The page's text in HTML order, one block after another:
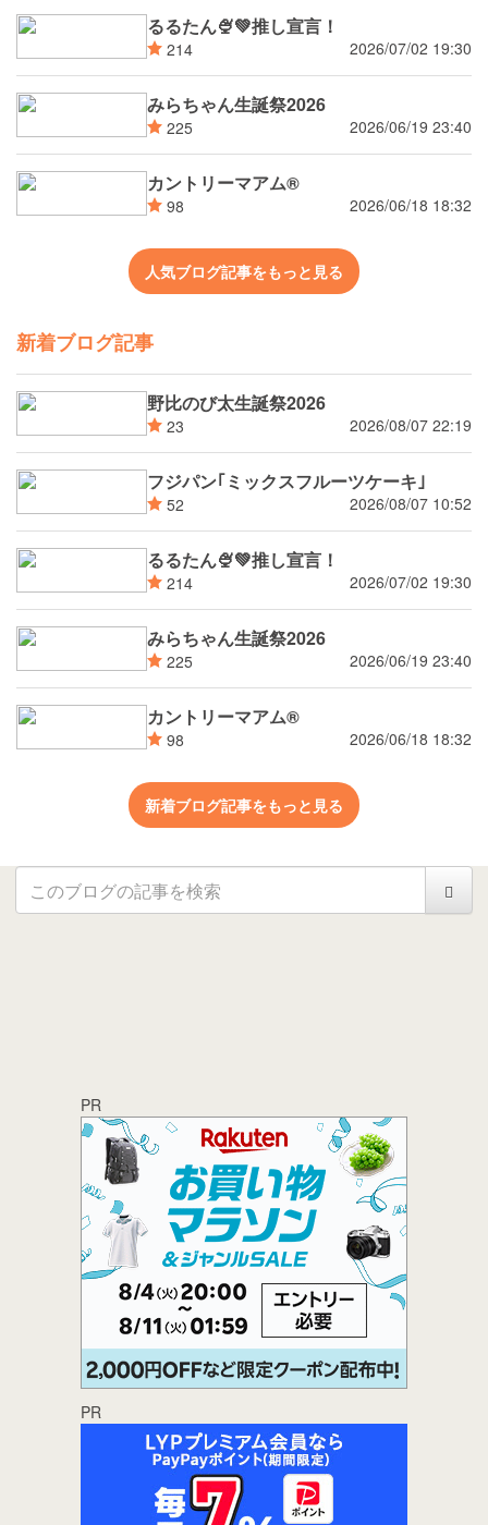
るるたん🍨‪💚推し宣言！
214 2026/07/02 19:30
みらちゃん生誕祭2026
225 2026/06/19 23:40
カントリーマアム®
98 2026/06/18 18:32
人気ブログ記事をもっと見る
新着ブログ記事
野比のび太生誕祭2026
23 2026/08/07 22:19
フジパン｢ミックスフルーツケーキ｣
52 2026/08/07 10:52
るるたん🍨‪💚推し宣言！
214 2026/07/02 19:30
みらちゃん生誕祭2026
225 2026/06/19 23:40
カントリーマアム®
98 2026/06/18 18:32
新着ブログ記事をもっと見る
PR
PR